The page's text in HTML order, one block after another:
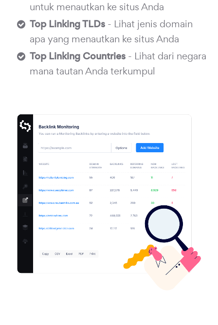
untuk menautkan ke situs Anda
Top Linking TLDs - Lihat jenis domain
apa yang menautkan ke situs Anda
Top Linking Countries - Lihat dari negara
mana tautan Anda terkumpul